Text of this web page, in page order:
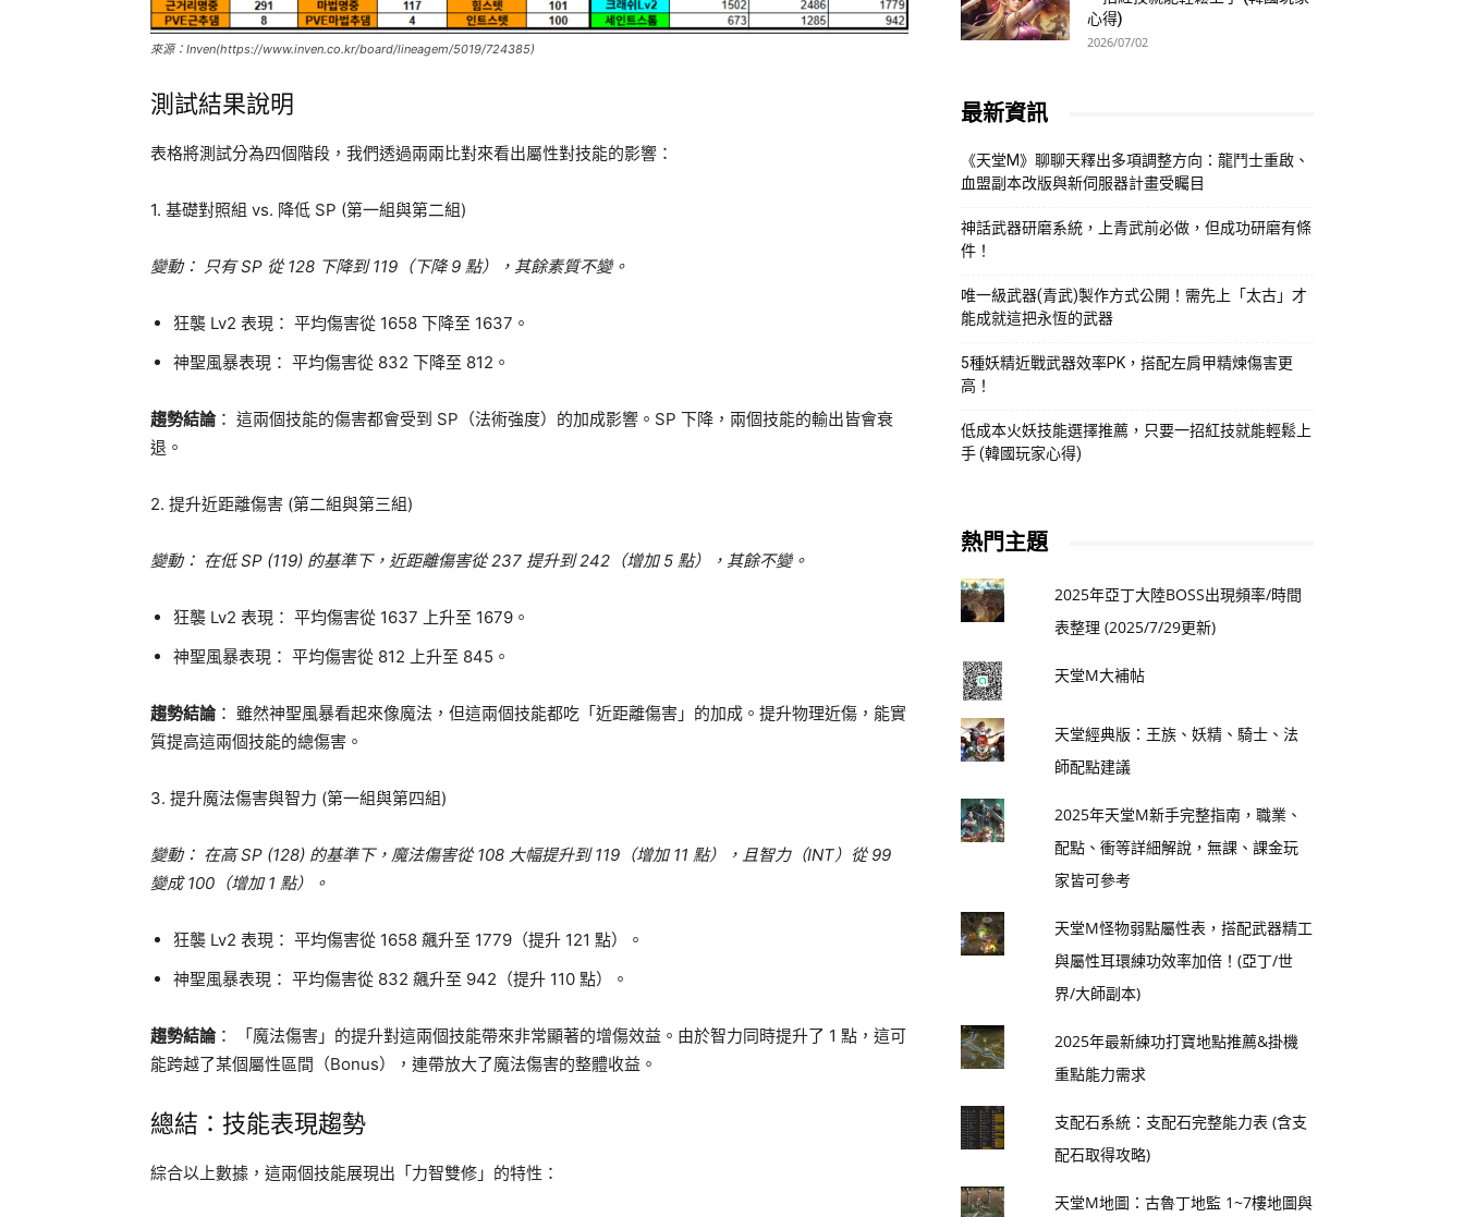
來源：Inven(https://www.inven.co.kr/board/lineagem/5019/724385)
測試結果說明
表格將測試分為四個階段，我們透過兩兩比對來看出屬性對技能的影響：
1. 基礎對照組 vs. 降低 SP (第一組與第二組)
變動： 只有 SP 從 128 下降到 119（下降 9 點），其餘素質不變。
狂襲 Lv2 表現： 平均傷害從 1658 下降至 1637。
神聖風暴表現： 平均傷害從 832 下降至 812。
趨勢結論： 這兩個技能的傷害都會受到 SP（法術強度）的加成影響。SP 下降，兩個技能的輸出皆會衰
退。
2. 提升近距離傷害 (第二組與第三組)
變動： 在低 SP (119) 的基準下，近距離傷害從 237 提升到 242（增加 5 點），其餘不變。
狂襲 Lv2 表現： 平均傷害從 1637 上升至 1679。
神聖風暴表現： 平均傷害從 812 上升至 845。
趨勢結論： 雖然神聖風暴看起來像魔法，但這兩個技能都吃「近距離傷害」的加成。提升物理近傷，能實
質提高這兩個技能的總傷害。
3. 提升魔法傷害與智力 (第一組與第四組)
變動： 在高 SP (128) 的基準下，魔法傷害從 108 大幅提升到 119（增加 11 點），且智力（INT）從 99
變成 100（增加 1 點）。
狂襲 Lv2 表現： 平均傷害從 1658 飆升至 1779（提升 121 點）。
神聖風暴表現： 平均傷害從 832 飆升至 942（提升 110 點）。
趨勢結論： 「魔法傷害」的提升對這兩個技能帶來非常顯著的增傷效益。由於智力同時提升了 1 點，這可
能跨越了某個屬性區間（Bonus），連帶放大了魔法傷害的整體收益。
總結：技能表現趨勢
綜合以上數據，這兩個技能展現出「力智雙修」的特性：
心得)
2026/07/02
最新資訊
《天堂M》聊聊天釋出多項調整方向：龍鬥士重啟、
血盟副本改版與新伺服器計畫受矚目
神話武器研磨系統，上青武前必做，但成功研磨有條
件！
唯一級武器(青武)製作方式公開！需先上「太古」才
能成就這把永恆的武器
5種妖精近戰武器效率PK，搭配左肩甲精煉傷害更
高！
低成本火妖技能選擇推薦，只要一招紅技就能輕鬆上
手 (韓國玩家心得)
熱門主題
2025年亞丁大陸BOSS出現頻率/時間
表整理 (2025/7/29更新)
天堂M大補帖
天堂經典版：王族、妖精、騎士、法
師配點建議
2025年天堂M新手完整指南，職業、
配點、衝等詳細解說，無課、課金玩
家皆可參考
天堂M怪物弱點屬性表，搭配武器精工
與屬性耳環練功效率加倍！(亞丁/世
界/大師副本)
2025年最新練功打寶地點推薦&掛機
重點能力需求
支配石系統：支配石完整能力表 (含支
配石取得攻略)
天堂M地圖：古魯丁地監 1~7樓地圖與